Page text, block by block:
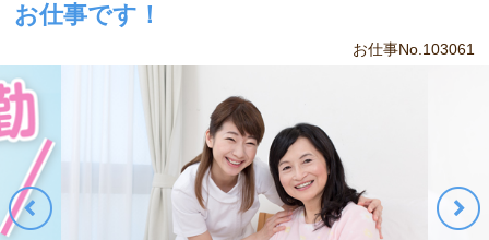
お仕事です！
お仕事No.103061